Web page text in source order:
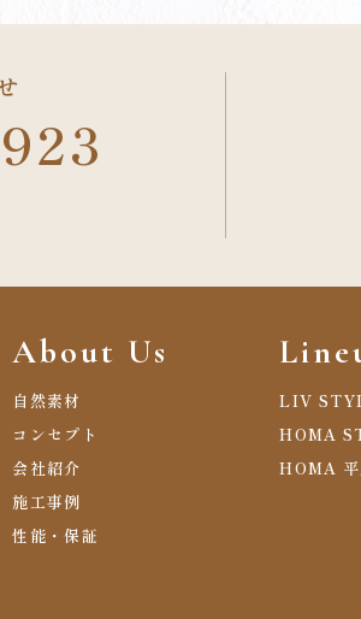
About Us
自然素材
コンセプト
会社紹介
施工事例
性能・保証
LIV
HOMA
HOMA